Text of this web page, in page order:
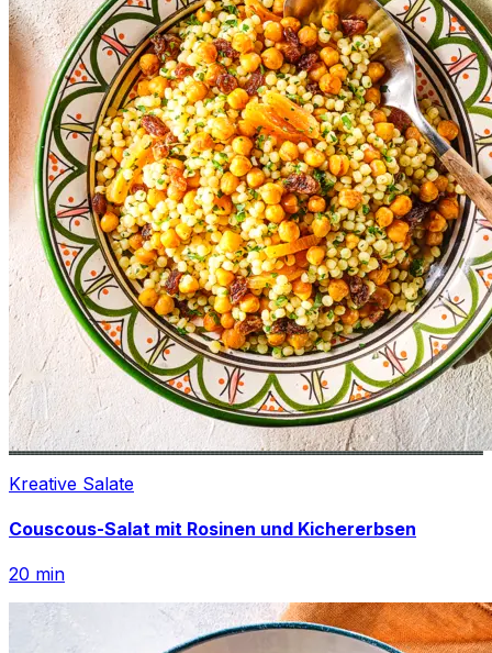
Kreative Salate
Couscous-Salat mit Rosinen und Kichererbsen
20 min